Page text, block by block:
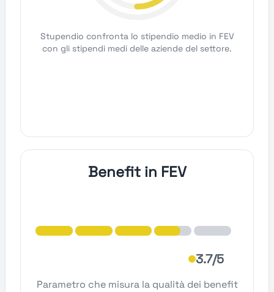
Stupendio confronta lo stipendio medio in FEV
con gli stipendi medi delle aziende del settore.
Benefit in FEV
3.7/5
Parametro che misura la qualità dei benefit